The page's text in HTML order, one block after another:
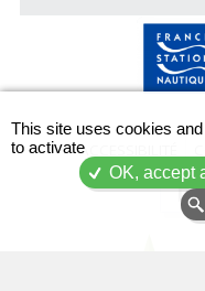
ACCESSIBILITÉ
This site uses cookies
to activate
OK, accept